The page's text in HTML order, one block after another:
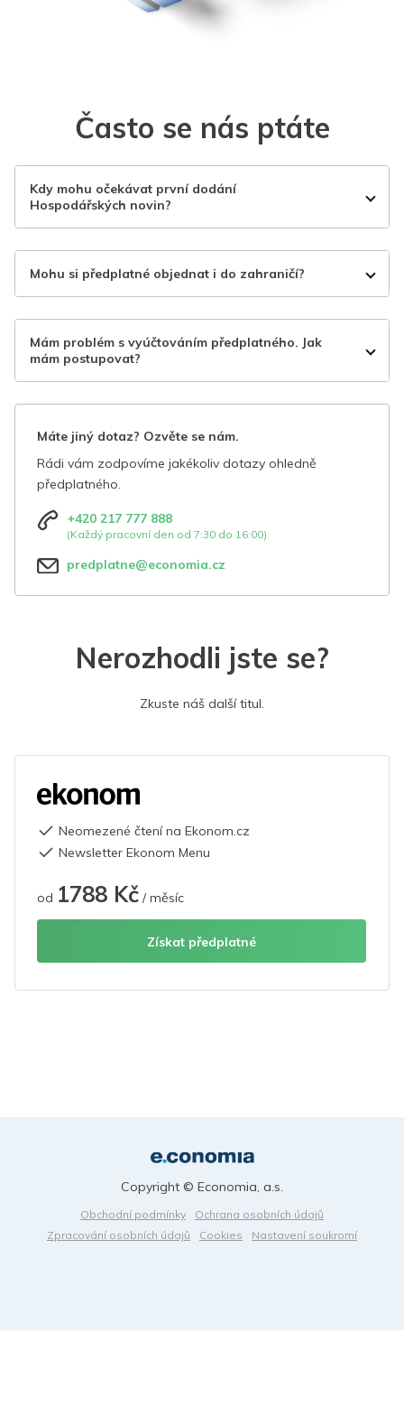
Často se nás ptáte
Kdy mohu očekávat první dodání
Hospodářských novin?
Mohu si předplatné objednat i do zahraničí?
Mám problém s vyúčtováním předplatného. Jak
mám postupovat?
Máte jiný dotaz? Ozvěte se nám.
Rádi vám zodpovíme jakékoliv dotazy ohledně
předplatného.
+420 217 777 888
(Každý pracovní den od 7:30 do 16:00)
predplatne@economia.cz
Nerozhodli jste se?
Zkuste náš další titul.
Neomezené čtení na Ekonom.cz
Newsletter Ekonom Menu
od 1788 Kč / měsíc
Získat předplatné
Obchodní podmínky
Ochrana osobních údajů
Zpracování osobních údajů
Cookies Nastavení soukromí
Copyright © Economia, a.s.